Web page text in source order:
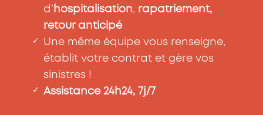
d’ hospitalisation, rapatriement,
retour anticipé
✓
Une même équipe vous renseigne,
établit votre contrat et gère vos
sinistres !
✓ Assistance 24h24, 7j/7